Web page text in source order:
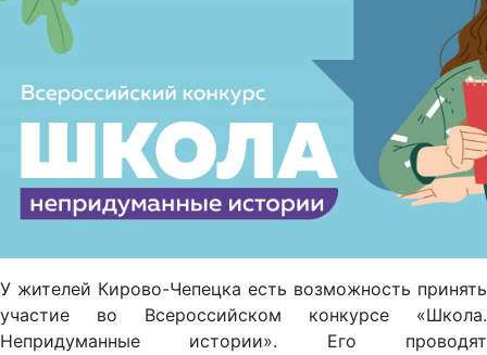
У жителей Кирово-Чепецка есть возможность принять
участие во Всероссийском конкурсе «Школа.
Непридуманные истории». Его проводят